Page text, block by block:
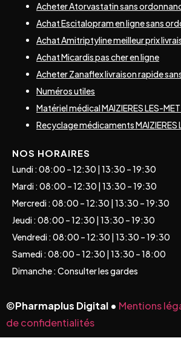
Acheter Atorvastatin sans
Achat Escitalopram en ligne sans
Achat Amitriptyline meilleur prix
Achat Micardis pas cher en ligne
Acheter Zanaflex livraison rapide
Numéros utiles
Matériel médical MAIZIERES LES-
Recyclage médicaments MAIZIERES
NOS HORAIRES
Lundi : 08:00 – 12:30 | 13:30 – 19:30
Mardi : 08:00 – 12:30 | 13:30 – 19:30
Mercredi : 08:00 – 12:30 | 13:30 – 19:30
Jeudi : 08:00 – 12:30 | 13:30 – 19:30
Vendredi : 08:00 – 12:30 | 13:30 – 19:30
Samedi : 08:00 – 12:30 | 13:30 – 18:00
Dimanche : Consulter les gardes
©Pharmaplus Digital • Mentions
de confidentialités